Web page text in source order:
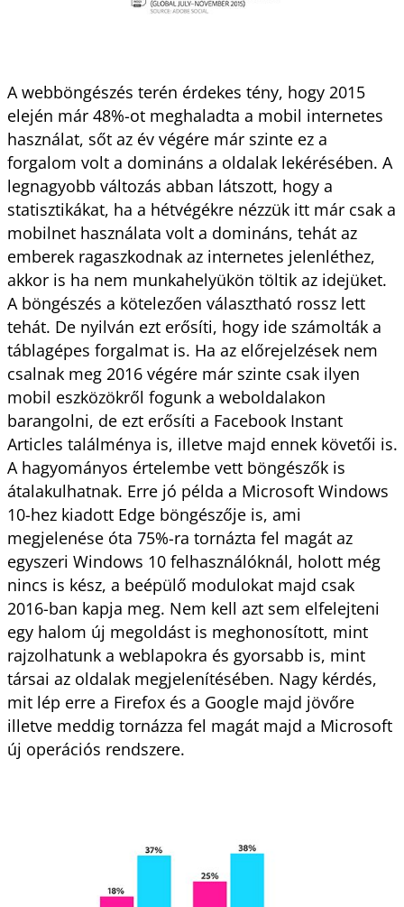
A webböngészés terén érdekes tény, hogy 2015
elején már 48%-ot meghaladta a mobil internetes
használat, sőt az év végére már szinte ez a
forgalom volt a domináns a oldalak lekérésében. A
legnagyobb változás abban látszott, hogy a
statisztikákat, ha a hétvégékre nézzük itt már csak a
mobilnet használata volt a domináns, tehát az
emberek ragaszkodnak az internetes jelenléthez,
akkor is ha nem munkahelyükön töltik az idejüket.
A böngészés a kötelezően választható rossz lett
tehát. De nyilván ezt erősíti, hogy ide számolták a
táblagépes forgalmat is. Ha az előrejelzések nem
csalnak meg 2016 végére már szinte csak ilyen
mobil eszközökről fogunk a weboldalakon
barangolni, de ezt erősíti a Facebook Instant
Articles találménya is, illetve majd ennek követői is.
A hagyományos értelembe vett böngészők is
átalakulhatnak. Erre jó példa a Microsoft Windows
10-hez kiadott Edge böngészője is, ami
megjelenése óta 75%-ra tornázta fel magát az
egyszeri Windows 10 felhasználóknál, holott még
nincs is kész, a beépülő modulokat majd csak
2016-ban kapja meg. Nem kell azt sem elfelejteni
egy halom új megoldást is meghonosított, mint
rajzolhatunk a weblapokra és gyorsabb is, mint
társai az oldalak megjelenítésében. Nagy kérdés,
mit lép erre a Firefox és a Google majd jövőre
illetve meddig tornázza fel magát majd a Microsoft
új operációs rendszere.